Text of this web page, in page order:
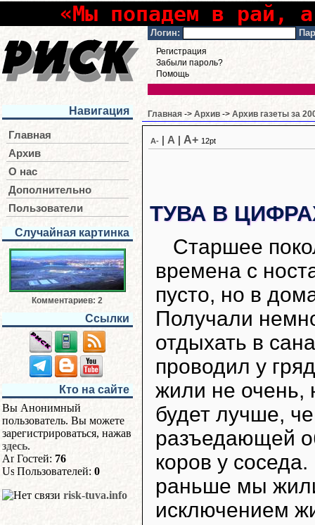
«Мы попадем в рай,
Логин:
Регистрация
Забыли пароль?
Помощь
Навигация
Главная
Архив
О нас
Дополнительно
Пользователи
Случайная картинка
Комментариев: 2
Ссылки
Кто на сайте
Вы Анонимный
пользователь. Вы можете
зарегистрироваться, нажав
здесь.
Гостей: 76
Пользователей: 0
risk-tuva.info
Главная -> Архив -> Архив газеты за
A- A A+ 12pt
ТУВА В
Старшее
времена с
пусто, но в
Получали
отдыхать в
проводил у
жили не очень,
будет лучше,
разъедающей
коров у
раньше мы
исключением